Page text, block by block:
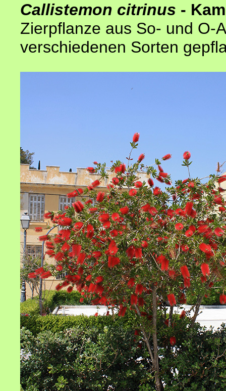
Callistemon citrinus -
Zierpflanze aus So- und O-
verschiedenen Sorten